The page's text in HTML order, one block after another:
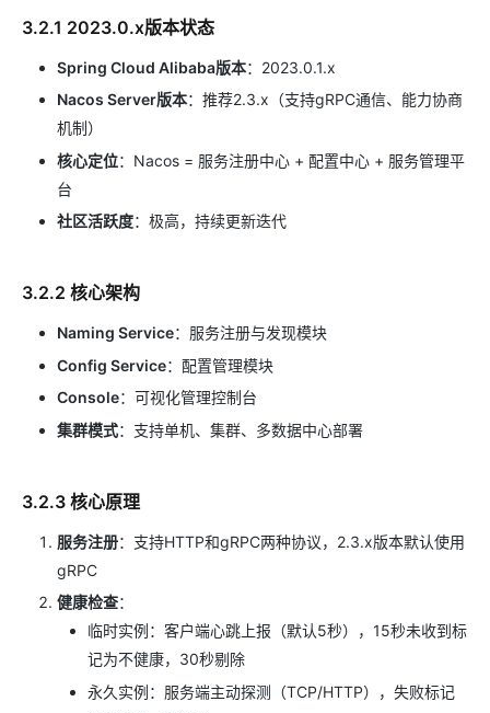
3.2.1 2023.0.x版本状态
Spring Cloud Alibaba版本：2023.0.1.x
Nacos Server版本：推荐2.3.x（支持gRPC通信、能力协商
机制）
核心定位：Nacos = 服务注册中心 + 配置中心 + 服务管理平
台
社区活跃度：极高，持续更新迭代
3.2.2 核心架构
Naming Service：服务注册与发现模块
Config Service：配置管理模块
Console：可视化管理控制台
集群模式：支持单机、集群、多数据中心部署
3.2.3 核心原理
服务注册：支持HTTP和gRPC两种协议，2.3.x版本默认使用
gRPC
健康检查：
临时实例：客户端心跳上报（默认5秒），15秒未收到标
记为不健康，30秒剔除
永久实例：服务端主动探测（TCP/HTTP），失败标记